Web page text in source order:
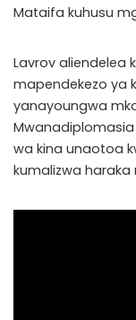
Mataifa kuhusu
Lavrov aliendelea
mapendekezo ya
yanayoungwa
Mwanadiplomasia
wa kina unaotoa
kumalizwa haraka